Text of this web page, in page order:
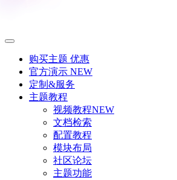
购买主题 优惠
官方演示 NEW
定制&服务
主题教程
视频教程NEW
文档检索
配置教程
模块布局
社区论坛
主题功能